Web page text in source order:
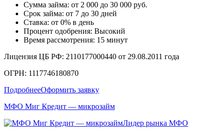
Сумма займа: от 2 000 до 30 000 руб.
Срок займа: от 7 до 30 дней
Ставка: от 0% в день
Процент одобрения: Высокий
Время рассмотрения: 15 минут
Лицензия ЦБ РФ: 2110177000440 от 29.08.2011 года
ОГРН: 1117746180870
ПодробнееОформить заявку
МФО Миг Кредит — микрозайм
Лидер рынка МФО